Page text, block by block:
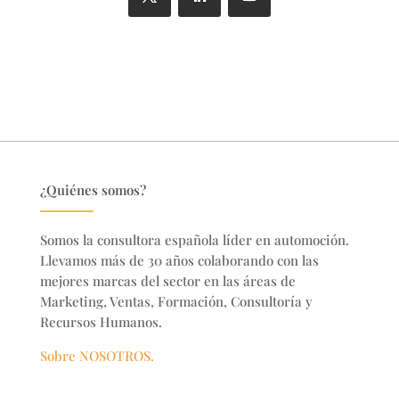
¿Quiénes somos?
Somos la consultora española líder en automoción.
Llevamos más de 30 años colaborando con las
mejores marcas del sector en las áreas de
Marketing, Ventas, Formación, Consultoría y
Recursos Humanos.
Sobre NOSOTROS.